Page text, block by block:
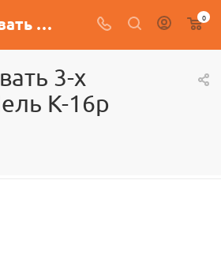
Диван-кровать 3-х местный Лель К-16р 0
3-х
К-16р